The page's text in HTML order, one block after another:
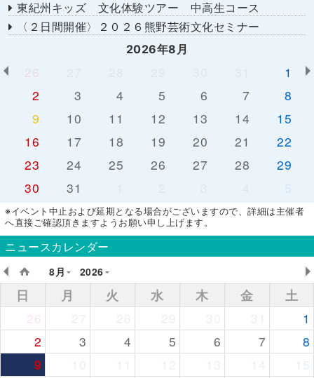
東紀州キッズ 文化体験ツアー 中高生コース
〈２日間開催〉２０２６熊野芸術文化セミナー
2026年8月
26
1
2
3 4 5 6 7
8
9
10 11 12 13 14
15
16
17 18 19 20 21
22
23
24 25 26 27 28
29
30
31 5
※イベント中止および延期となる場合がございますので、詳細は主催者
へ直接ご確認頂きますようお願い申し上げます。
ニュースカレンダー
8月
2026
日 月 火 水 木 金
土
26
1
2
3 4 5 6 7
8
9
15